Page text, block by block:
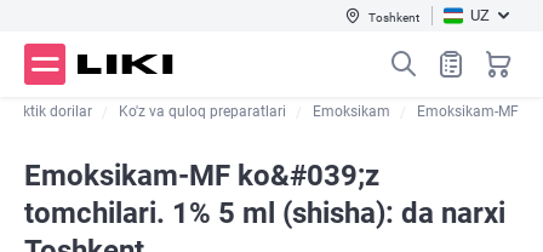
Toshkent UZ
dorilar Ko'z va quloq preparatlari Emoksikam Emoksikam-MF
Emoksikam-MF ko&#039;z
tomchilari. 1% 5 ml (shisha): da narxi